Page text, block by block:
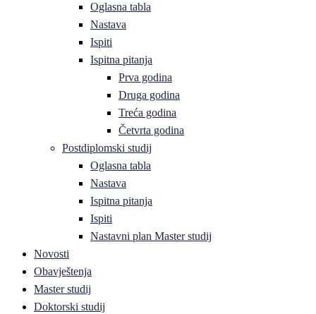
Oglasna tabla
Nastava
Ispiti
Ispitna pitanja
Prva godina
Druga godina
Treća godina
Četvrta godina
Postdiplomski studij
Oglasna tabla
Nastava
Ispitna pitanja
Ispiti
Nastavni plan Master studij
Novosti
Obavještenja
Master studij
Doktorski studij